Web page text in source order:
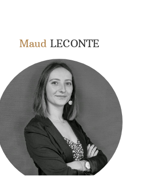
MaudLECONTE